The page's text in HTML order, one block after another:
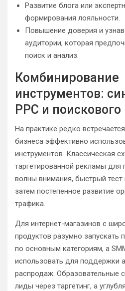
Развитие блога или
формирования лояльности.
Повышение доверия и
аудитории, которая
поиск и анализ.
Комбинирование
инструментов:
PPC и
На практике редко
бизнеса эффективно
инструментов. Классическая
таргетированной рекламы для
волны внимания, быстрый тест
затем постепенное развитие
трафика.
Для интернет-магазинов с
продуктов разумно запускать
по основным категориям, а
использовать для поддержки
распродаж. Образовательные
лиды через таргетинг, а